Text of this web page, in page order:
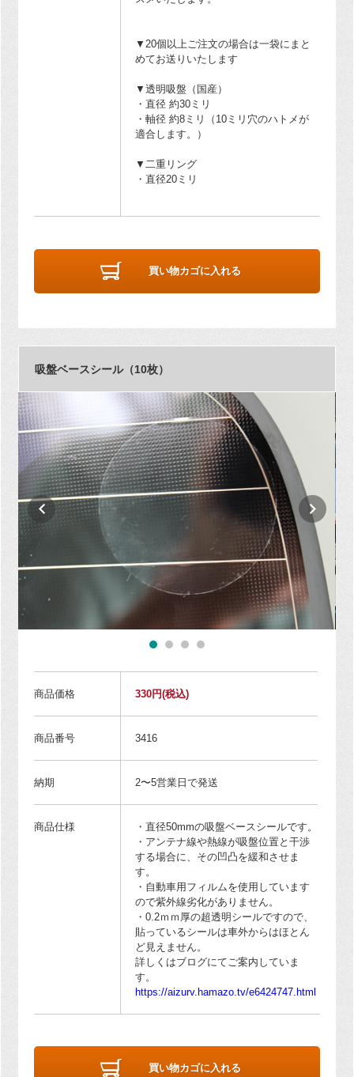
▼20個以上ご注文の場合は一袋にまと
めてお送りいたします
▼透明吸盤（国産）
・直径 約30ミリ
・軸径 約8ミリ（10ミリ穴のハトメが
適合します。）
▼二重リング
・直径20ミリ
買い物カゴに入れる
吸盤ベースシール（10枚）
商品価格 330円(税込)
商品番号 3416
納期 2〜5営業日で発送
商品仕様
・直径50mmの吸盤ベースシールです。
・アンテナ線や熱線が吸盤位置と干渉
する場合に、その凹凸を緩和させま
す。
・自動車用フィルムを使用しています
ので紫外線劣化がありません。
・0.2ｍｍ厚の超透明シールですので、
貼っているシールは車外からはほとん
ど見えません。
詳しくはブログにてご案内していま
す。
https://aizurv.hamazo.tv/e6424747.html
買い物カゴに入れる